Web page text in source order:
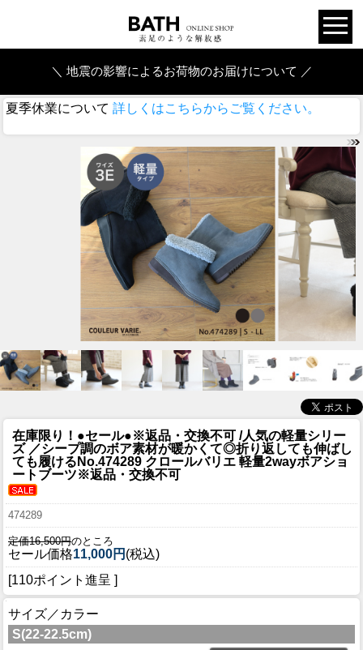
＼ 地震の影響によるお荷物のお届けについて ／
夏季休業について 詳しくはこちらからご覧ください。
在庫限り！●セール●※返品・交換不可 /人気の軽量シリー
ズ ／シープ調のボア素材が暖かくて◎折り返しても伸ばし
ても履ける No.474289 クロールバリエ 軽量2wayボアショ
ートブーツ※返品・交換不可
474289
定価16,500円のところ
セール価格11,000円 (税込)
[110ポイント進呈 ]
サイズ／カラー
S(22-22.5cm)